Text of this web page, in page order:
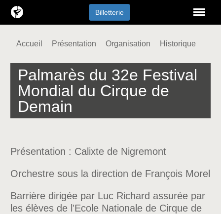
Billetterie
Accueil Présentation Organisation Historique
Palmarès du 32e Festival
Mondial du Cirque de
Demain
Présentation : Calixte de Nigremont
Orchestre sous la direction de François Morel
Barrière dirigée par Luc Richard assurée par
les élèves de l'Ecole Nationale de Cirque de